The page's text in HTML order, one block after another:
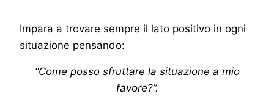
Impara a trovare sempre il lato positivo in ogni
situazione pensando:
“Come posso sfruttare la situazione a mio
favore?”.